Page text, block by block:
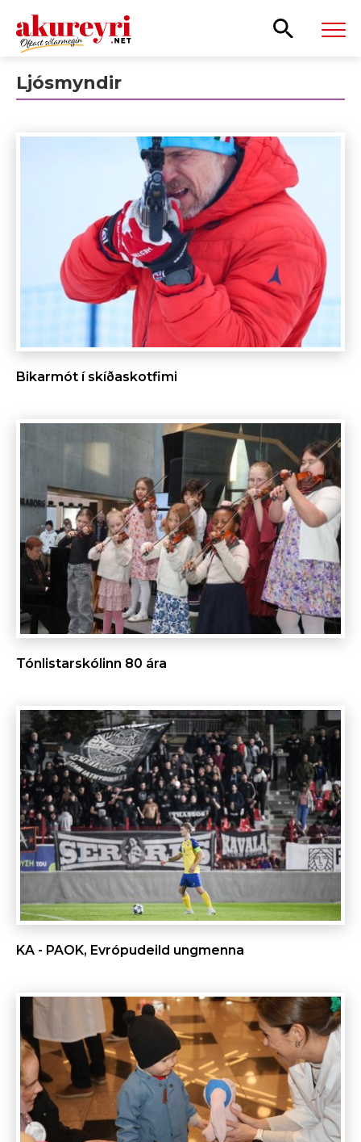
Leita
Ljósmyndir
Bikarmót í skíðaskotfimi
Tónlistarskólinn 80 ára
KA - PAOK, Evrópudeild ungmenna